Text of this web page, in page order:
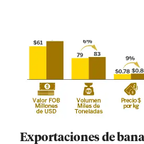
Exportaciones de